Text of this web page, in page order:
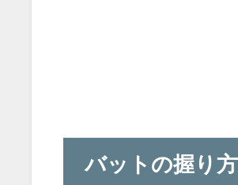
バットの握り方